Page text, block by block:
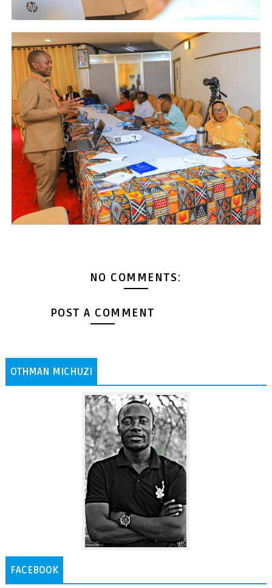
NO COMMENTS:
POST A COMMENT
OTHMAN MICHUZI
FACEBOOK